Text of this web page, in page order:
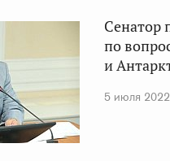
Сенатор
по
и
5 июля 2022